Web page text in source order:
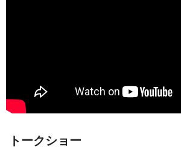
トークショー